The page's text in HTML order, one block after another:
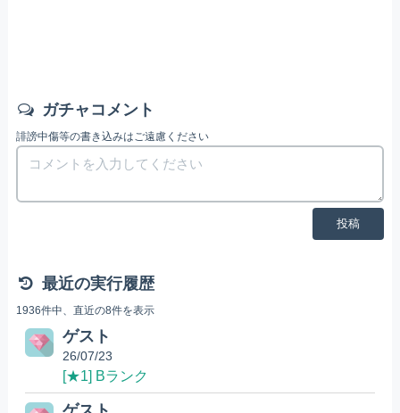
ガチャコメント
誹謗中傷等の書き込みはご遠慮ください
投稿
最近の実行履歴
1936件中、直近の8件を表示
ゲスト
26/07/23
[★1] Bランク